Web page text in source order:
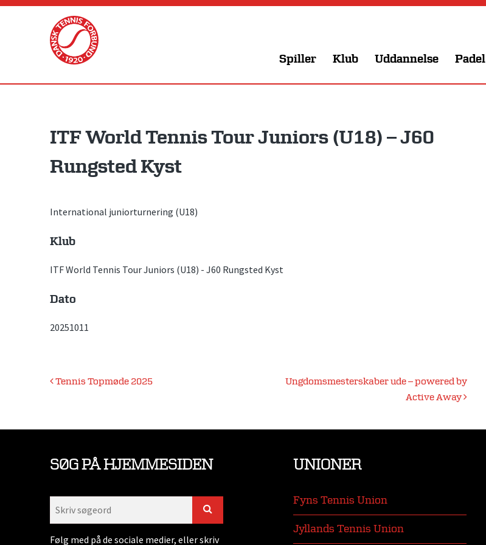
Skip
Spiller Klub Uddannelse Padel
ITF World Tennis Tour Juniors (U18) – J60
Rungsted Kyst
International juniorturnering (U18)
Klub
ITF World Tennis Tour Juniors (U18) - J60 Rungsted Kyst
Dato
20251011
Indlægsnavigation
Tennis Topmøde 2025
Ungdomsmesterskaber ude – powered by
Active Away
SØG PÅ HJEMMESIDEN
Følg med på de sociale medier, eller skriv
UNIONER
Fyns Tennis Union
Jyllands Tennis Union